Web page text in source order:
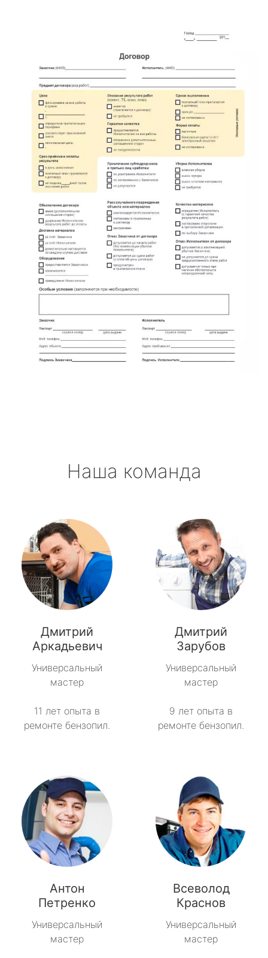
Наша команда
Дмитрий
Аркадьевич
Универсальный
мастер
11 лет опыта в
ремонте бензопил.
Дмитрий
Зарубов
Универсальный
мастер
9 лет опыта в
ремонте бензопил.
Антон
Петренко
Универсальный
мастер
Всеволод
Краснов
Универсальный
мастер